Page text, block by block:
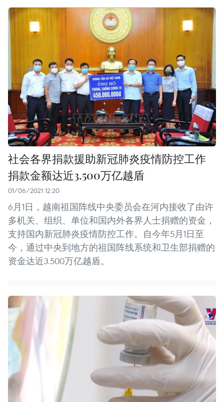
社会各界捐款援助新冠肺炎疫情防控工作
捐款金额达近3.500万亿越盾
01/06/2021 12:20
6月1日，越南祖国阵线中央委员会在河内接收了由许
多机关、组织、单位和国内外各界人士捐赠的资金，
支持国内新冠肺炎疫情防控工作。自今年5月1日至
今，通过中央到地方的祖国阵线系统和卫生部捐赠的
资金达近3.500万亿越盾。